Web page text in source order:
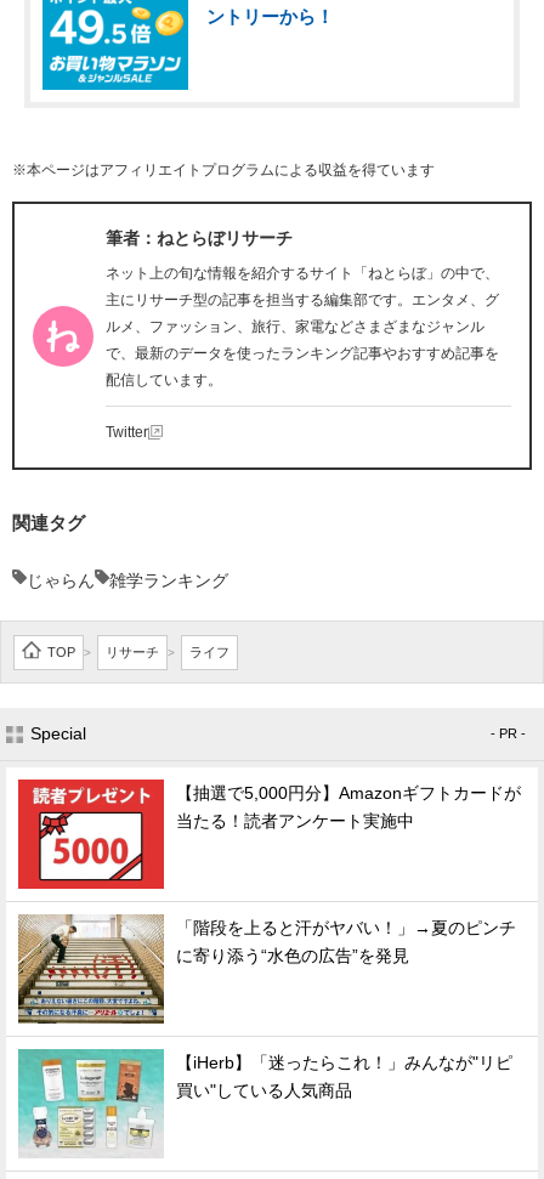
ントリーから！
※本ページはアフィリエイトプログラムによる収益を得ています
筆者：ねとらぼリサーチ
ネット上の旬な情報を紹介するサイト「ねとらぼ」の中で、
主にリサーチ型の記事を担当する編集部です。エンタメ、グ
ルメ、ファッション、旅行、家電などさまざまなジャンル
で、最新のデータを使ったランキング記事やおすすめ記事を
配信しています。
Twitter
関連タグ
じゃらん 雑学ランキング
TOP > リサーチ > ライフ
Special - PR -
【抽選で5,000円分】Amazonギフトカードが
当たる！読者アンケート実施中
「階段を上ると汗がヤバい！」→夏のピンチ
に寄り添う“水色の広告”を発見
【iHerb】「迷ったらこれ！」みんなが"リピ
買い"している人気商品